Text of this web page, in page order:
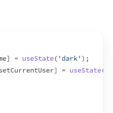
] = useState( 'dark' ) ;
] = useState(